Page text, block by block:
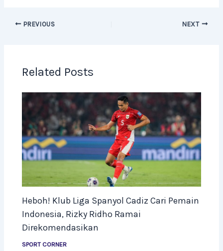
PREVIOUS NEXT
Related Posts
Heboh! Klub Liga Spanyol Cadiz Cari Pemain
Indonesia, Rizky Ridho Ramai
Direkomendasikan
SPORT CORNER